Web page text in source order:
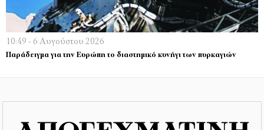
10:49 - 6 Αυγούστου 2026
Παράδειγμα για την Ευρώπη το διαστημικό κυνήγι των πυρκαγιών